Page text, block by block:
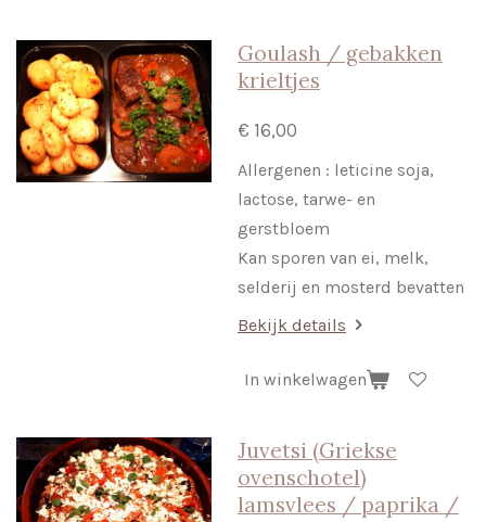
Goulash / gebakken
krieltjes
€ 16,00
Allergenen : leticine soja,
lactose, tarwe- en
gerstbloem
Kan sporen van ei, melk,
selderij en mosterd bevatten
Bekijk details
In winkelwagen
Juvetsi (Griekse
ovenschotel)
lamsvlees / paprika /